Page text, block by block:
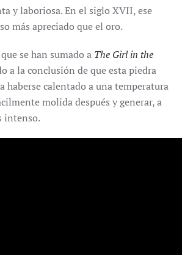
y laboriosa. En el siglo XVII, ese
más apreciado que el oro.
se han sumado a The Girl in the
a la conclusión de que esta piedra
haberse calentado a una temperatura
molida después y generar, a
intenso.